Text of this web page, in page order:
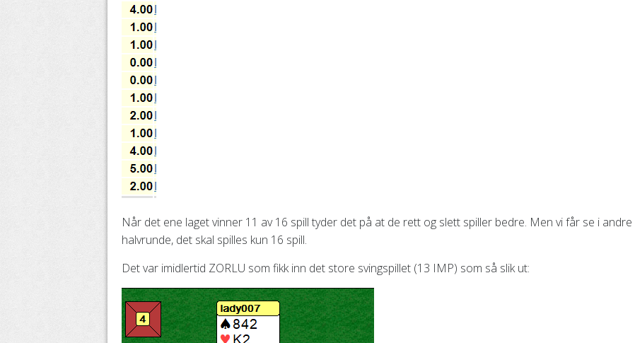
Når det ene laget vinner 11 av 16 spill tyder det på at de rett og slett spiller bedre. Men vi får se i andre
halvrunde, det skal spilles kun 16 spill.
Det var imidlertid ZORLU som fikk inn det store svingspillet (13 IMP) som så slik ut: